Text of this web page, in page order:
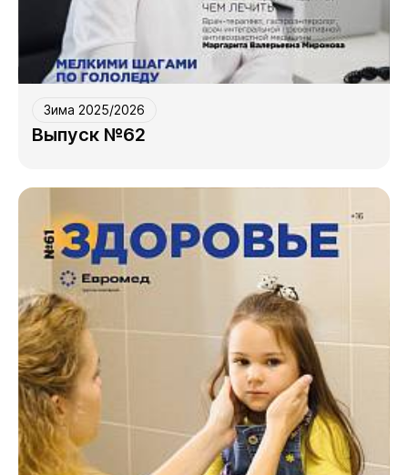
Зима 2025/2026
Выпуск №62